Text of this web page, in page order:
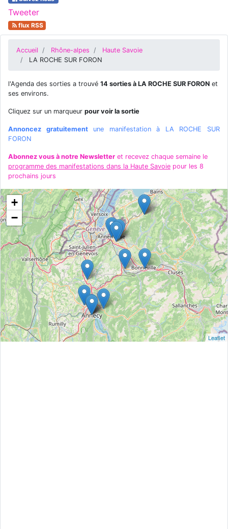
Tweeter
flux RSS
Accueil Rhône-alpes
Haute Savoie
LA ROCHE SUR FORON
l'Agenda des sorties a trouvé 14 sorties à LA ROCHE SUR FORON et
ses environs.
Cliquez sur un marqueur pour voir la sortie
Annoncez gratuitementune manifestation à LA ROCHE SUR
FORON
Abonnez vous à notre Newsletter et recevez chaque semaine le
programme des manifestations dans la Haute Savoie pour les 8
prochains jours
+
−
Leaflet